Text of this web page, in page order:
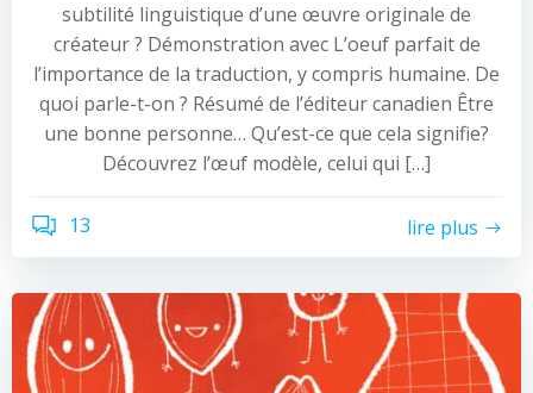
subtilité linguistique d’une œuvre originale de
créateur ? Démonstration avec L’oeuf parfait de
l’importance de la traduction, y compris humaine. De
quoi parle-t-on ? Résumé de l’éditeur canadien Être
une bonne personne… Qu’est-ce que cela signifie?
Découvrez l’œuf modèle, celui qui […]
13 lire plus